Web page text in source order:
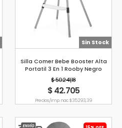
Sin Stock
Silla Comer Bebe Booster Alta
Portatil 3 En 1 Rooby Negro
$ 50.241,18
$ 42.705
Precio s/imp. nac. $ 35.293,39